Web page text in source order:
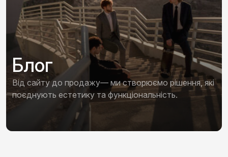
Блог
Від сайту до продажу— ми створюємо рішення, які
поєднують естетику та функціональність.